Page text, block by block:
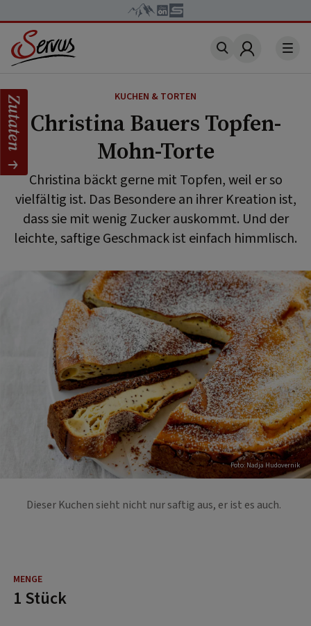
Account
KUCHEN & TORTEN
Christina Bauers Topfen-
Mohn-Torte
Christina bäckt gerne mit Topfen, weil er so
vielfältig ist. Das Besondere an ihrer Kreation ist,
dass sie mit wenig Zucker auskommt. Und der
leichte, saftige Geschmack ist einfach himmlisch.
Foto: Nadja Hudovernik
Dieser Kuchen sieht nicht nur saftig aus, er ist es auch.
1 Stück
Zutaten